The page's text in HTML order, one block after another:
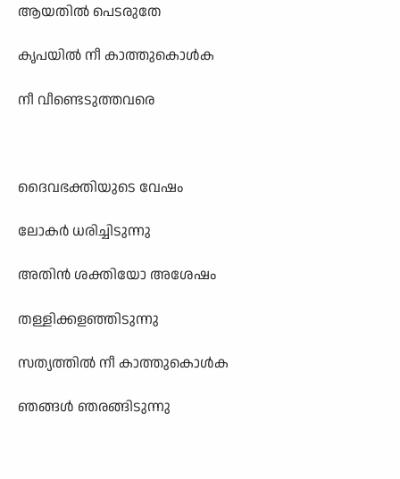
ആയതിൽ പെടരുതേ
കൃപയിൽ നീ കാത്തുകൊൾക
നീ വീ‍ണ്ടെടുത്തവരെ
ദൈവഭക്തിയുടെ വേഷം
ലോകർ ധരിച്ചിടുന്നു
അതിൻ ശക്തിയോ അശേഷം
തള്ളിക്കളഞ്ഞിടുന്നു
സത്യത്തിൽ നീ കാത്തുകൊൾക
ഞങ്ങൾ ഞരങ്ങിടുന്നു